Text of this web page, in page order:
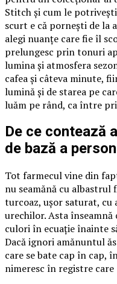
Stitch și cum le
scurt e că pornești de la
alegi nuanțe care fie îl
prelungesc prin tonuri
lumina și atmosfera
cafea și câteva minute,
lumină și de starea pe
luăm pe rând, ca între
De ce contează
de bază a
Tot farmecul vine din
nu seamănă cu
turcoaz, ușor saturat,
urechilor. Asta înseamnă
culori în ecuație înainte
Dacă ignori amănuntul
care se bate cap în cap,
nimeresc în registre